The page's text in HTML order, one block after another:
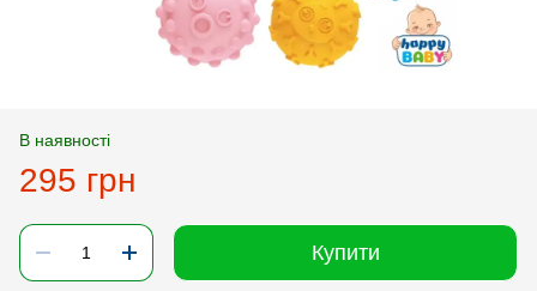
В наявності
295 грн
Купити